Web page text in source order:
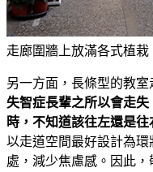
走廊圍牆上放滿各式植
另一方面，長條型的教室
失智症長輩之所以會走
時，不知道該往左還是往
以走道空間最好設計為
處，減少焦慮感。因此